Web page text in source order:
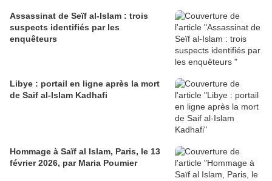
Assassinat de Seïf al-Islam : trois
suspects identifiés par les
enquêteurs
Libye : portail en ligne après la mort
de Saif al-Islam Kadhafi
Hommage à Saïf al Islam, Paris, le 13
février 2026, par Maria Poumier